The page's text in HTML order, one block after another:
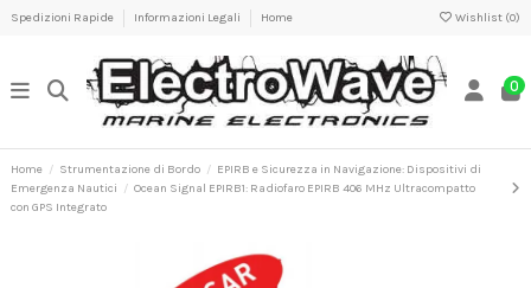
Spedizioni Rapide Informazioni Legali Home Wishlist (0)
0
Home Strumentazione di Bordo
EPIRB e Sicurezza in Navigazione: Dispositivi di
Emergenza Nautici
Ocean Signal EPIRB1: Radiofaro EPIRB 406 MHz Ultracompatto
con GPS Integrato